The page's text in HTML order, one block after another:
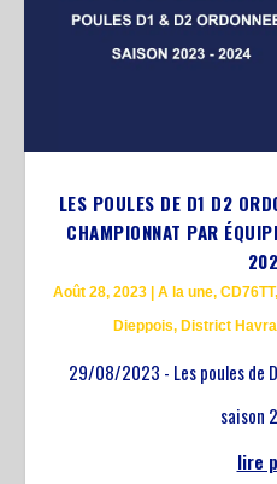
LES POULES DE D1 D2
CHAMPIONNAT PAR
Août 28, 2023 | A la une, CD76TT,
Dieppois, District
29/08/2023 - Les poules de
saison
lire